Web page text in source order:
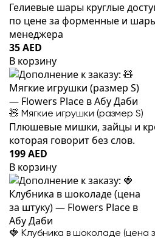
Гелиевые шары круглые
по цене за форменные и
менеджера
35 AED
В корзину
🧸 Мягкие игрушки (размер S)
Плюшевые мишки, зайцы и
которая говорит без слов.
199 AED
В корзину
🍓 Клубника в шоколаде (цена